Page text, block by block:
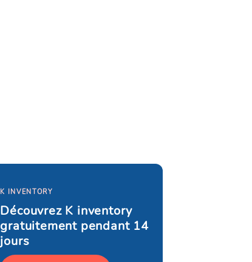
K INVENTORY
Découvrez K inventory
gratuitement pendant 14
jours